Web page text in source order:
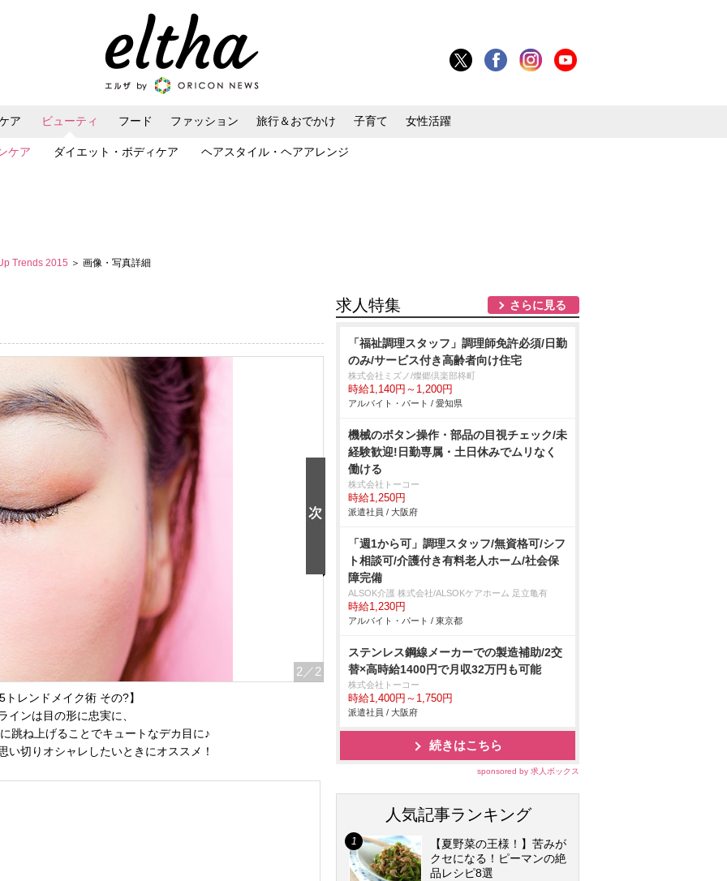
ア ビューティ
ケア ダイエット・ボディケア ヘアスタイル・ヘアアレンジ
フード ファッション 旅行＆おでかけ 子育て 女性活躍
Trends 2015 ＞ 画像・写真詳細
2 ／2
トレンドメイク術 その?】
インは目の形に忠実に、
跳ね上げることでキュートなデカ目に♪
い切りオシャレしたいときにオススメ！
求人特集 さらに見る
「福祉調理スタッフ」調理師免許必須/日勤
のみ/サービス付き高齢者向け住宅
株式会社ミズノ/燦郷倶楽部柊町
時給1,140円～1,200円
アルバイト・パート / 愛知県
機械のボタン操作・部品の目視チェック/未
経験歓迎!日勤専属・土日休みでムリなく
働ける
株式会社トーコー
時給1,250円
派遣社員 / 大阪府
「週1から可」調理スタッフ/無資格可/シフ
ト相談可/介護付き有料老人ホーム/社会保
障完備
ALSOK介護 株式会社/ALSOKケアホーム 足立亀有
時給1,230円
アルバイト・パート / 東京都
ステンレス鋼線メーカーでの製造補助/2交
替×高時給1400円で月収32万円も可能
株式会社トーコー
時給1,400円～1,750円
派遣社員 / 大阪府
続きはこちら
sponsored by 求人ボックス
人気記事ランキング
【夏野菜の王様！】苦みが
クセになる！ピーマンの絶
品レシピ8選